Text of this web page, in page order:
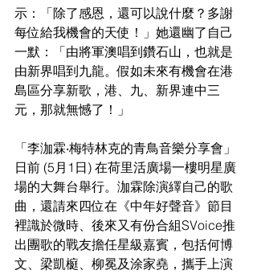
示：「除了感恩，還可以說什麼？多謝
每位給我機會的天使！」她還幽了自己
一默：「由將軍澳唱到鑽石山，也就是
由新界唱到九龍。假如未來有機會在港
島區分享新歌，港、九、新界連中三
元，那就無憾了！」
「李泇霖‧梅特林克的青鳥音樂分享會」
日前 (5月1日) 在荷里活廣場一樓明星廣
場的大舞台舉行。泇霖除演繹自己的歌
曲，還請來四位在《中年好聲音》節目
裡識於微時、後來又有份合組SVoice推
出團歌的戰友擔任星級嘉賓，包括何博
文、梁凱榳、柳冕及涂家堯，攜手上演